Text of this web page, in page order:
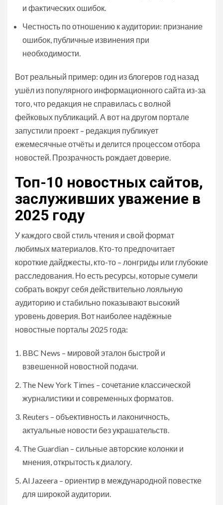
и фактических ошибок.
Честность по отношению к аудитории: признание
ошибок, публичные извинения при
необходимости.
Вот реальный пример: один из блогеров год назад
ушёл из популярного информационного сайта из-за
того, что редакция не справилась с волной
фейковых публикаций. А вот на другом портале
запустили проект – редакция публикует
ежемесячные отчёты и делится процессом отбора
новостей. Прозрачность рождает доверие.
Топ-10 новостных сайтов,
заслуживших уважение в
2025 году
У каждого свой стиль чтения и свой формат
любимых материалов. Кто-то предпочитает
короткие дайджесты, кто-то – лонгриды или глубокие
расследования. Но есть ресурсы, которые сумели
собрать вокруг себя действительно лояльную
аудиторию и стабильно показывают высокий
уровень доверия. Вот наиболее надёжные
новостные порталы 2025 года:
BBC News – мировой эталон быстрой и
взвешенной новостной подачи.
The New York Times – сочетание классической
журналистики и современных форматов.
Reuters – объективность и лаконичность,
актуальные новости без украшательств.
The Guardian – сильные авторские колонки и
мнения, открытость к диалогу.
Al Jazeera – ориентир в международной повестке
для широкой аудитории.